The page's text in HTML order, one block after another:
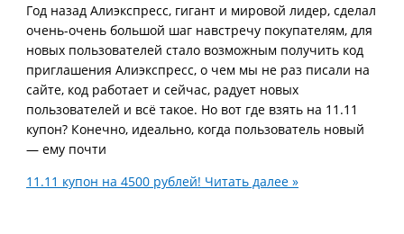
Год назад Алиэкспресс, гигант и мировой лидер, сделал
очень-очень большой шаг навстречу покупателям, для
новых пользователей стало возможным получить код
приглашения Алиэкспресс, о чем мы не раз писали на
сайте, код работает и сейчас, радует новых
пользователей и всё такое. Но вот где взять на 11.11
купон? Конечно, идеально, когда пользователь новый
— ему почти
11.11 купон на 4500 рублей! Читать далее »